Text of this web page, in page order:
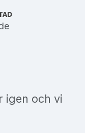
igen och vi